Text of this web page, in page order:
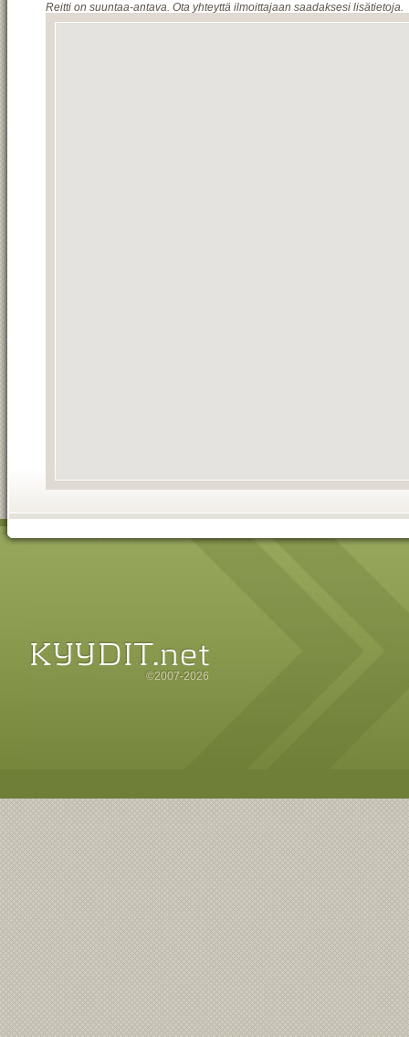
Reitti on suuntaa-antava. Ota yhteyttä ilmoittajaan saadaksesi lisätietoja.
©2007-2026